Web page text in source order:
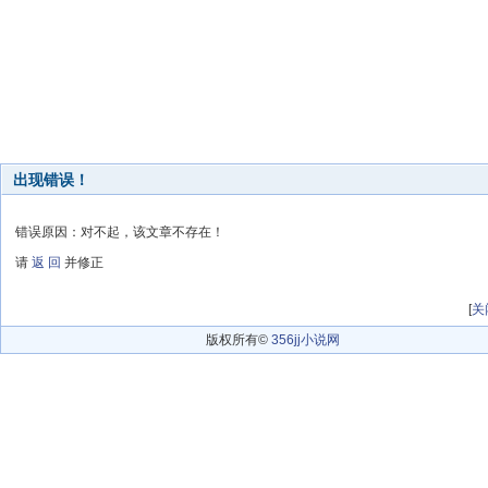
出现错误！
错误原因：对不起，该文章不存在！
请 返 回 并修正
[关
版权所有© 356jj小说网